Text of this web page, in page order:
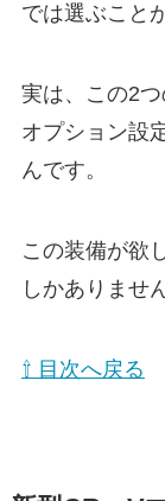
では選ぶこと
実は、この2つ
オプション設
んです。
この装備が欲
しかありませ
⇧ 目次へ戻る